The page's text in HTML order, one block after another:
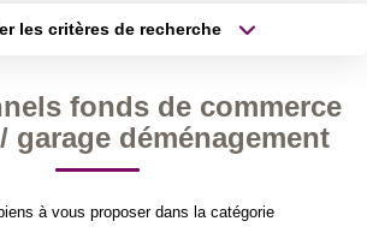
– Finorgest Paris
- Finorgest Aulnay
Nous Rejoindre
les critères de recherche
Surface min
fonds de commerce
garage déménagement
à vous proposer dans la catégorie